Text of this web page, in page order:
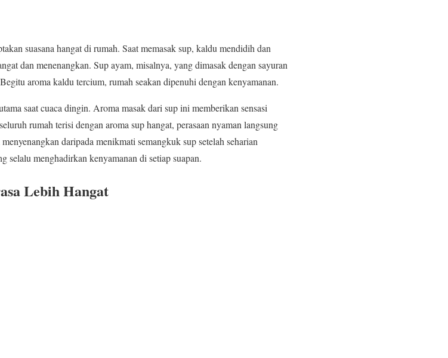
suasana hangat di rumah. Saat memasak sup, kaldu mendidih dan
dan menenangkan. Sup ayam, misalnya, yang dimasak dengan sayuran
aroma kaldu tercium, rumah seakan dipenuhi dengan kenyamanan.
saat cuaca dingin. Aroma masak dari sup ini memberikan sensasi
rumah terisi dengan aroma sup hangat, perasaan nyaman langsung
daripada menikmati semangkuk sup setelah seharian
selalu menghadirkan kenyamanan di setiap suapan.
Lebih Hangat